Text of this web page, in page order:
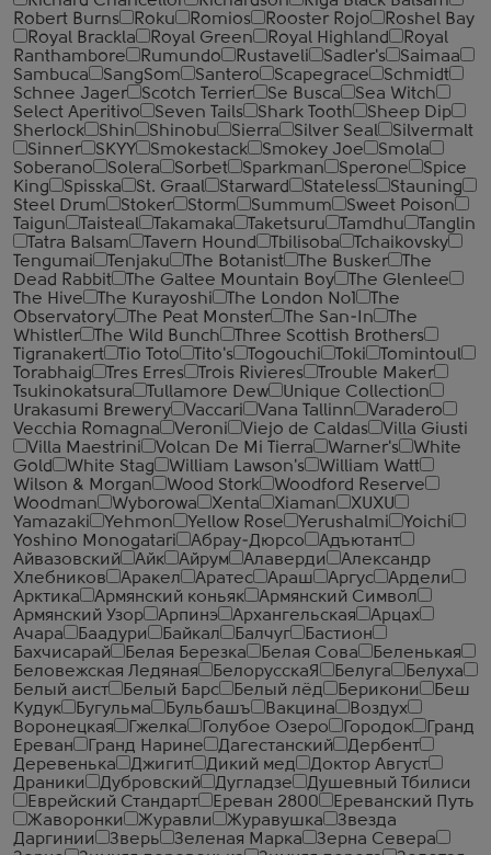
Robert Burns
Roku Romios Rooster Rojo
Roshel Bay
Royal Brackla
Royal Green Royal Highland
Royal
Ranthambore
Rumundo Rustaveli Sadler's
Saimaa
Sambuca
SangSom Santero Scapegrace
Schmidt
Schnee Jager
Scotch Terrier Se Busca
Sea Witch
Select Aperitivo
Seven Tails Shark Tooth
Sheep Dip
Sherlock
Shin Shinobu Sierra Silver Seal
Silvermalt
Sinner
SKYY Smokestack Smokey Joe
Smola
Soberano
Solera Sorbet Sparkman Sperone
Spice
King
Spisska St. Graal Starward Stateless
Stauning
Steel Drum
Stoker Storm Summum
Sweet Poison
Taigun
Taisteal Takamaka Taketsuru Tamdhu
Tanglin
Tatra Balsam
Tavern Hound Tbilisoba
Tchaikovsky
Tengumai
Tenjaku The Botanist The Busker
The
Dead Rabbit
The Galtee Mountain Boy
The Glenlee
The Hive
The Kurayoshi The London №1
The
Observatory
The Peat Monster The San-In
The
Whistler
The Wild Bunch
Three Scottish Brothers
Tigranakert
Tio Toto Tito's Togouchi Toki
Tomintoul
Torabhaig
Tres Erres Trois Rivieres
Trouble Maker
Tsukinokatsura
Tullamore Dew
Unique Collection
Urakasumi Brewery
Vaccari Vana Tallinn
Varadero
Vecchia Romagna
Veroni Viejo de Caldas
Villa Giusti
Villa Maestrini
Volcan De Mi Tierra Warner's
White
Gold
White Stag William Lawson's
William Watt
Wilson & Morgan
Wood Stork
Woodford Reserve
Woodman
Wyborowa Xenta Xiaman
XUXU
Yamazaki
Yehmon Yellow Rose Yerushalmi
Yoichi
Yoshino Monogatari
Абрау-Дюрсо
Адъютант
Айвазовский
Айк Айрум Алаверди
Александр
Хлебников
Аракел Аратес Араш Аргус
Ардели
Арктика
Армянский коньяк
Армянский Символ
Армянский Узор
Арпинэ Архангельская
Арцах
Ачара
Баадури Байкал Балчуг
Бастион
Бахчисарай
Белая Березка Белая Сова
Беленькая
Беловежская Ледяная
БелорусскаЯ Белуга
Белуха
Белый аист
Белый Барс Белый лёд Берикони
Беш
Кудук
Бугульма Бульбашъ Вакцина
Воздух
Воронецкая
Гжелка Голубое Озеро Городок
Гранд
Ереван
Гранд Нарине Дагестанский
Дербент
Деревенька
Джигит Дикий мед
Доктор Август
Драники
Дубровский Дугладзе
Душевный Тбилиси
Еврейский Стандарт
Ереван 2800
Ереванский Путь
Жаворонки
Журавли Журавушка
Звезда
Даргинии
Зверь Зеленая Марка
Зерна Севера